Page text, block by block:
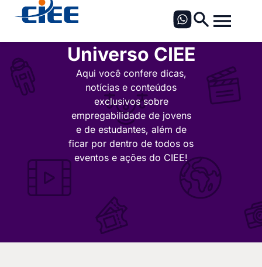
Universo CIEE
Aqui você confere dicas,
notícias e conteúdos
exclusivos sobre
empregabilidade de jovens
e de estudantes, além de
ficar por dentro de todos os
eventos e ações do CIEE!